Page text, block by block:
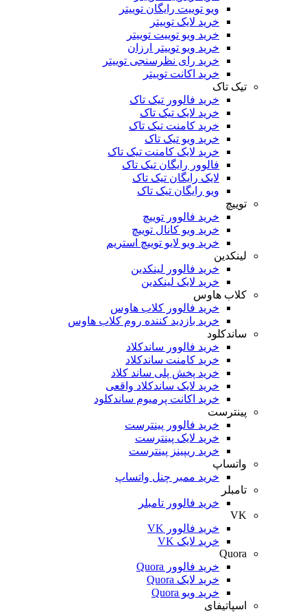
ویو توییت رایگان توییتر
خرید لایک توییتر
خرید ویو توییت توییتر
خرید ویو توییتر ارزان
خرید رای نظرسنجی توییتر
خرید اکانت توییتر
تیک تاک
خرید فالوور تیک تاک
خرید لایک تیک تاک
خرید کامنت تیک ‌تاک
خرید ویو تیک تاک
خرید لایک کامنت تیک تاک
فالوور رایگان تیک تاک
لایک رایگان تیک تاک
ویو رایگان تیک تاک
توییچ
خرید فالوور توییچ
خرید ویو کانال توییچ
خرید ویو لایو توییچ استریم
لینکدین
خرید فالوور لینکدین
خرید لایک لینکدین
کلاب هاوس
خرید فالوور کلاب هاوس
خرید بازدید کننده روم کلاب هاوس
ساندکلود
خرید فالوور ساندکلاد
خرید کامنت ساندکلاد
خرید پخش پلی ساند کلاد
خرید لایک ساندکلاد واقعی
خرید اکانت پرمیوم ساندکلود
پینترست
خرید فالوور پینترست
خرید لایک پینترست
خرید ریپینز پینترست
واتساپ
خرید ممبر چنل واتساپ
تامبلر
خرید فالوور تامبلر
VK
خرید فالوور VK
خرید لایک VK
Quora
خرید فالوور Quora
خرید لایک Quora
خرید ویو Quora
اسپاتیفای